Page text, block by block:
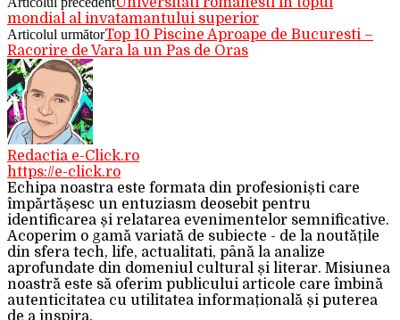
mondial al invatamantului superior
Articolul următorTop 10 Piscine Aproape de Bucuresti –
Racorire de Vara la un Pas de Oras
Redactia e-Click.ro
https://e-click.ro
Echipa noastra este formata din profesioniști care
împărtășesc un entuziasm deosebit pentru
identificarea și relatarea evenimentelor semnificative.
Acoperim o gamă variată de subiecte - de la noutățile
din sfera tech, life, actualitati, până la analize
aprofundate din domeniul cultural și literar. Misiunea
noastră este să oferim publicului articole care îmbină
autenticitatea cu utilitatea informațională și puterea
de a inspira.